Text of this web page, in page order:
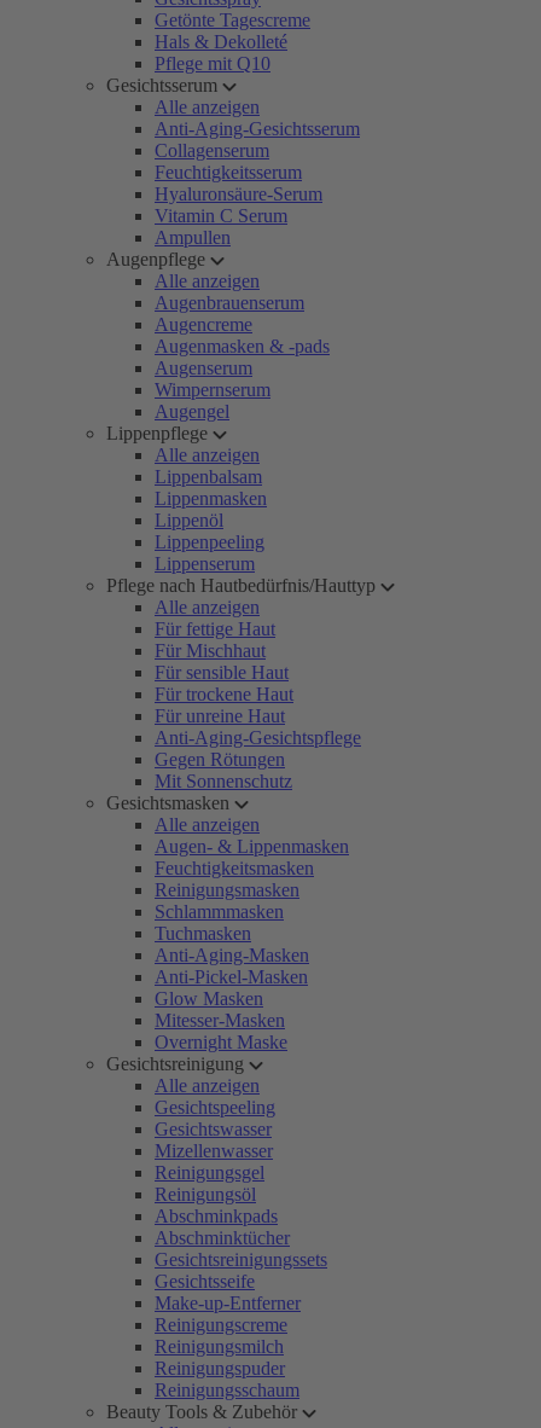
Getönte Tagescreme
Hals & Dekolleté
Pflege mit Q10
Gesichtsserum
Alle anzeigen
Anti-Aging-Gesichtsserum
Collagenserum
Feuchtigkeitsserum
Hyaluronsäure-Serum
Vitamin C Serum
Ampullen
Augenpflege
Alle anzeigen
Augenbrauenserum
Augencreme
Augenmasken & -pads
Augenserum
Wimpernserum
Augengel
Lippenpflege
Alle anzeigen
Lippenbalsam
Lippenmasken
Lippenöl
Lippenpeeling
Lippenserum
Pflege nach Hautbedürfnis/Hauttyp
Alle anzeigen
Für fettige Haut
Für Mischhaut
Für sensible Haut
Für trockene Haut
Für unreine Haut
Anti-Aging-Gesichtspflege
Gegen Rötungen
Mit Sonnenschutz
Gesichtsmasken
Alle anzeigen
Augen- & Lippenmasken
Feuchtigkeitsmasken
Reinigungsmasken
Schlammmasken
Tuchmasken
Anti-Aging-Masken
Anti-Pickel-Masken
Glow Masken
Mitesser-Masken
Overnight Maske
Gesichtsreinigung
Alle anzeigen
Gesichtspeeling
Gesichtswasser
Mizellenwasser
Reinigungsgel
Reinigungsöl
Abschminkpads
Abschminktücher
Gesichtsreinigungssets
Gesichtsseife
Make-up-Entferner
Reinigungscreme
Reinigungsmilch
Reinigungspuder
Reinigungsschaum
Beauty Tools & Zubehör